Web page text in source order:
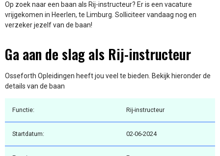
Op zoek naar een baan als Rij-instructeur? Er is een vacature
vrijgekomen in Heerlen, te Limburg. Solliciteer vandaag nog en
verzeker jezelf van de baan!
Ga aan de slag als Rij-instructeur
Osseforth Opleidingen heeft jou veel te bieden. Bekijk hieronder de
details van de baan
Functie: Rij-instructeur
Startdatum: 02-06-2024